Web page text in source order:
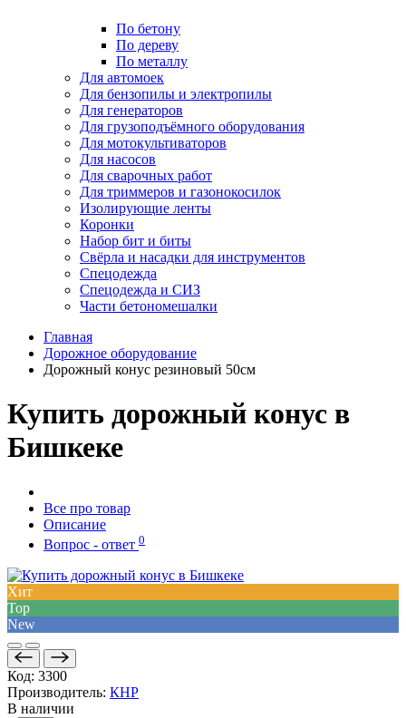
По бетону
По дереву
По металлу
Для автомоек
Для бензопилы и электропилы
Для генераторов
Для грузоподъёмного оборудования
Для мотокультиваторов
Для насосов
Для сварочных работ
Для триммеров и газонокосилок
Изолирующие ленты
Коронки
Набор бит и биты
Свёрла и насадки для инструментов
Спецодежда
Спецодежда и СИЗ
Части бетономешалки
Главная
Дорожное оборудование
Дорожный конус резиновый 50см
Купить дорожный конус в
Бишкеке
Все про товар
Описание
Вопрос - ответ 0
Хит
Top
New
Код: 3300
Производитель: КНР
В наличии